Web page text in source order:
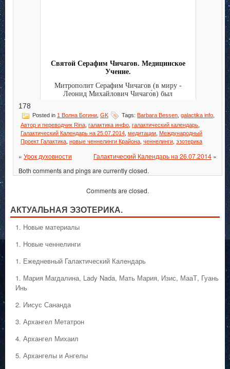
Святой Серафим Чичагов. Медицинское
Учение.
Митрополит Серафим Чичагов (в миру -
Леонид Михайлович Чичаго́в) был
178
Posted in 1 Волна Богини GK Tags: Barbara Bessen galactika info
Автор и переводчик Rina галактика инфо галактический календарь
Галактический Календарь на 25.07.2014 медитации Международный
Проект Галактика новые ченнелинги Крайона ченнелинги эзотерика
« Урок духовности Галактический Календарь на 26.07.2014 »
Both comments and pings are currently closed.
Comments are closed.
АКТУАЛЬНАЯ ЭЗОТЕРИКА.
1. Hовые материалы
1. Hовые ченнелинги
1. Ежедневный Галактический Календарь
1. Мария Магдалина, Lady Nada, Мать Мария, Изис, МааТ, Гуань
Инь
2. Иисус Сананда
3. Архангел Метатрон
4. Архангел Михаил
5. Архангелы и Ангелы